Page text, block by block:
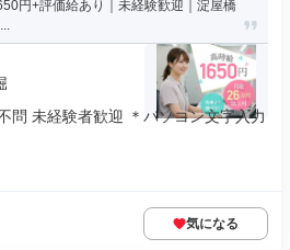
円+評価給あり｜未経験歓迎｜淀屋橋
問 未経験者歓迎 ＊パソコン文字入力
気になる